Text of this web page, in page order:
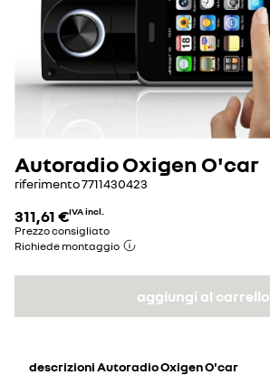
Autoradio Oxigen O'car
riferimento7711430423
311,61 €IVA incl.
Prezzo consigliato
Richiede montaggio
aggiungi al carrello
descrizioniAutoradio Oxigen O'car